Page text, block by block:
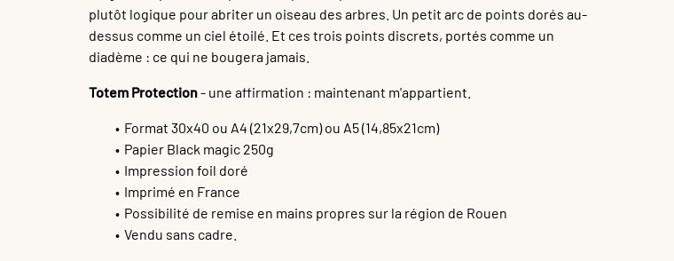
plutôt logique pour abriter un oiseau des arbres. Un petit arc de points dorés au-
dessus comme un ciel étoilé. Et ces trois points discrets, portés comme un
diadème : ce qui ne bougera jamais.
Totem Protection- une affirmation : maintenant m'appartient.
Format 30x40 ou A4 (21x29,7cm) ou A5 (14,85x21cm)
Papier Black magic 250g
Impression foil doré
Imprimé en France
Possibilité de remise en mains propres sur la région de Rouen
Vendu sans cadre.